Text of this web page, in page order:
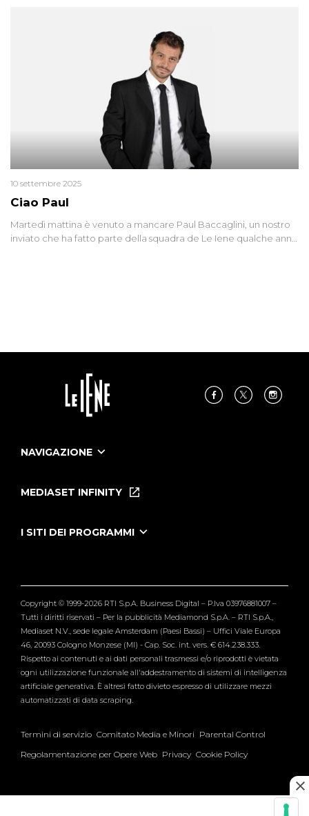
Ciao Paul
10 settembre 2025
Martedì mattina è venuto a mancare Paul Baccaglini, un nostro
inviato che ha fatto parte della squadra de Le Iene qualche anno
NAVIGAZIONE
Le Iene Presentano Inside
Tutti i servizi
MEDIASET INFINITY
I SITI DEI PROGRAMMI
Verissimo
Copyright © 1999-2026 RTI S.p.A. Business Digital – P.Iva 03976881007 –
Tutti i diritti riservati – Per la pubblicità Mediamond S.p.A. – RTI S.p.A.,
Mediaset N.V., sede legale Amsterdam (Paesi Bassi) – Uffici Viale Europa
46, 20093 Cologno Monzese (MI) - Cap. Soc. int. vers. € 614.238.333.
Rispetto ai contenuti e ai dati personali trasmessi e/o riprodotti è vietata
ogni utilizzazione funzionale all'addestramento di sistemi di intelligenza
artificiale generativa. È altresì fatto divieto espresso di utilizzare mezzi
automatizzati di data scraping.
Termini di servizio Comitato Media e Minori Parental Control
Regolamentazione per Opere Web Privacy Cookie Policy